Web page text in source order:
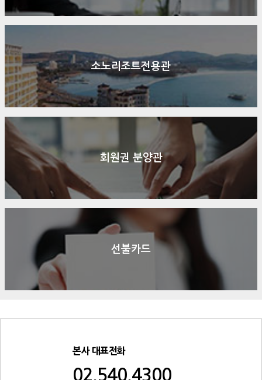
소노리조트전용관
회원권 분양관
선불카드
본사 대표전화
02.540.4300